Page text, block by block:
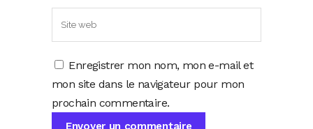
Enregistrer mon nom, mon e-mail et
mon site dans le navigateur pour mon
prochain commentaire.